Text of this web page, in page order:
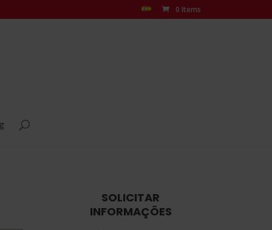
0 Items
SOLICITAR
INFORMAÇÕES